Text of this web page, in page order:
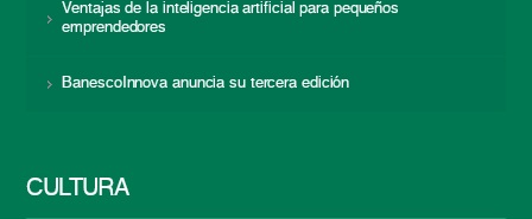
Ventajas de la inteligencia artificial para pequeños
emprendedores
BanescoInnova anuncia su tercera edición
CULTURA